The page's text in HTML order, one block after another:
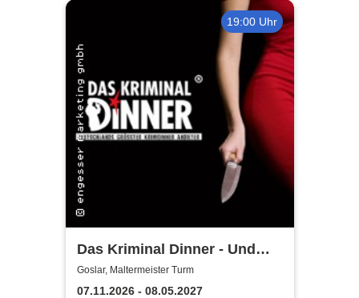
19:00 Uhr
Das Kriminal Dinner - Und
raus bist du
Goslar, Maltermeister Turm
07.11.2026 - 08.05.2027